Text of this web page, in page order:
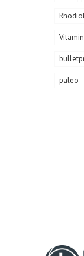
paleo